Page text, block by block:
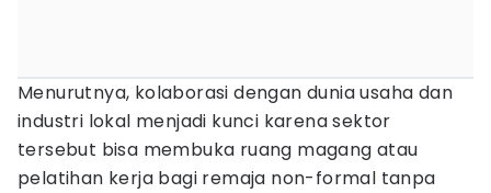
Menurutnya, kolaborasi dengan dunia usaha dan
industri lokal menjadi kunci karena sektor
tersebut bisa membuka ruang magang atau
pelatihan kerja bagi remaja non-formal tanpa